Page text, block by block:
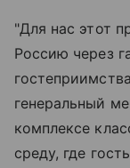
"Для нас этот
Россию через
генеральный
комплексе
среду, где